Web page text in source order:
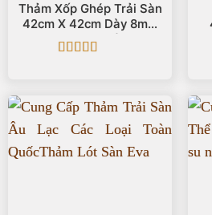
Thảm Xốp Ghép Trải Sàn
42cm X 42cm Dày 8mm
🟩 Xanh Cốm